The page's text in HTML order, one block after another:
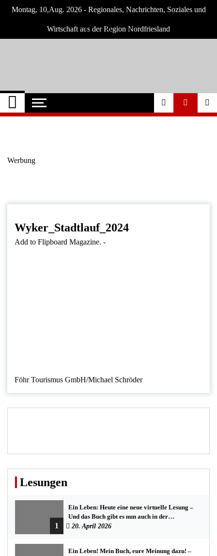
Skip
Montag, 10,Aug. 2026 - Regionales, Nachrichten, Soziales und
Wirtschaft aus der Region Nordfriesland
Nordfriesland O.
Nachrichten
Nachrichten für Nordfriesland und Husum
Werbung
Wyker_Stadtlauf_2024
Add to Flipboard Magazine. -
Föhr Tourismus GmbH/Michael Schröder
Lesungen
1
Ein Leben: Heute eine neue virtuelle Lesung –
Und das Buch gibt es nun auch in der
Bredstedter Stadtbuchhandlung
20. April 2026
Ein Leben! Mein Buch, eure Meinung dazu! –